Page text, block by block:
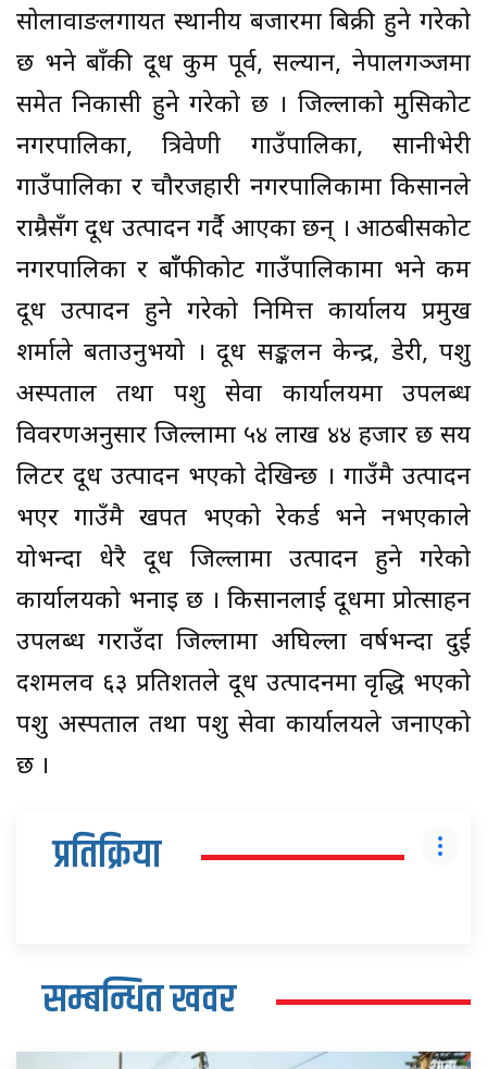
सोलावाङलगायत स्थानीय बजारमा बिक्री हुने गरेको
छ भने बाँकी दूध रुकुम पूर्व, सल्यान, नेपालगञ्जमा
समेत निकासी हुने गरेको छ । जिल्लाको मुसिकोट
नगरपालिका, त्रिवेणी गाउँपालिका, सानीभेरी
गाउँपालिका र चौरजहारी नगरपालिकामा किसानले
राम्रैसँग दूध उत्पादन गर्दै आएका छन् । आठबीसकोट
नगरपालिका र बाँँफीकोट गाउँपालिकामा भने कम
दूध उत्पादन हुने गरेको निमित्त कार्यालय प्रमुख
शर्माले बताउनुभयो । दूध सङ्कलन केन्द्र, डेरी, पशु
अस्पताल तथा पशु सेवा कार्यालयमा उपलब्ध
विवरणअनुसार जिल्लामा ५४ लाख ४४ हजार छ सय
लिटर दूध उत्पादन भएको देखिन्छ । गाउँमै उत्पादन
भएर गाउँमै खपत भएको रेकर्ड भने नभएकाले
योभन्दा धेरै दूध जिल्लामा उत्पादन हुने गरेको
कार्यालयको भनाइ छ । किसानलाई दूधमा प्रोत्साहन
उपलब्ध गराउँदा जिल्लामा अघिल्ला वर्षभन्दा दुई
दशमलव ६३ प्रतिशतले दूध उत्पादनमा वृद्धि भएको
पशु अस्पताल तथा पशु सेवा कार्यालयले जनाएको
छ ।
प्रतिक्रिया
सम्बन्धित खवर